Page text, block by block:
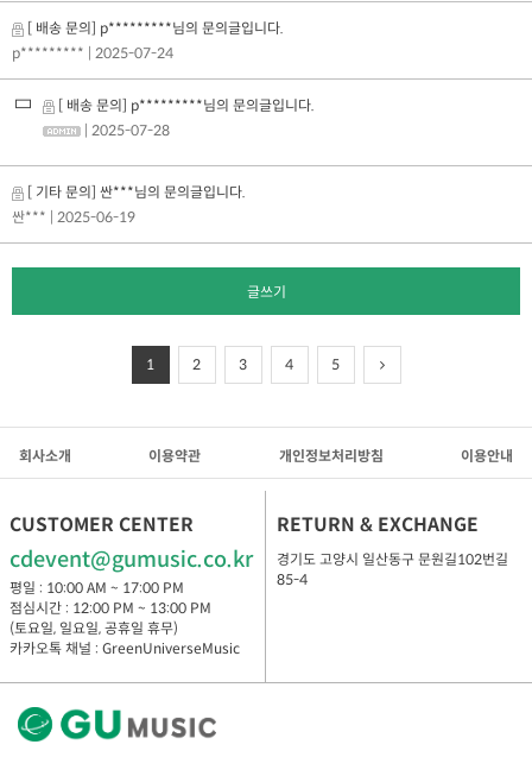
[ 배송 문의] p*********님의 문의글입니다.
p*********
| 2025-07-24
[ 배송 문의] p*********님의 문의글입니다.
| 2025-07-28
[ 기타 문의] 싼***님의 문의글입니다.
싼***
| 2025-06-19
글쓰기
1 2 3 4 5
회사소개 이용약관 개인정보처리방침 이용안내
CUSTOMER CENTER
cdevent@gumusic.co.kr
평일 : 10:00 AM ~ 17:00 PM
점심시간 : 12:00 PM ~ 13:00 PM
(토요일, 일요일, 공휴일 휴무)
카카오톡 채널 : GreenUniverseMusic
RETURN & EXCHANGE
경기도 고양시 일산동구 문원길102번길
85-4